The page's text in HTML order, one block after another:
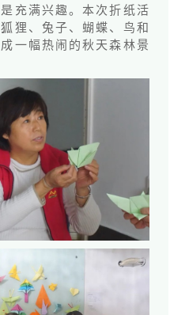
充满兴趣。本次折纸活
狸、兔子、蝴蝶、鸟和
一幅热闹的秋天森林景